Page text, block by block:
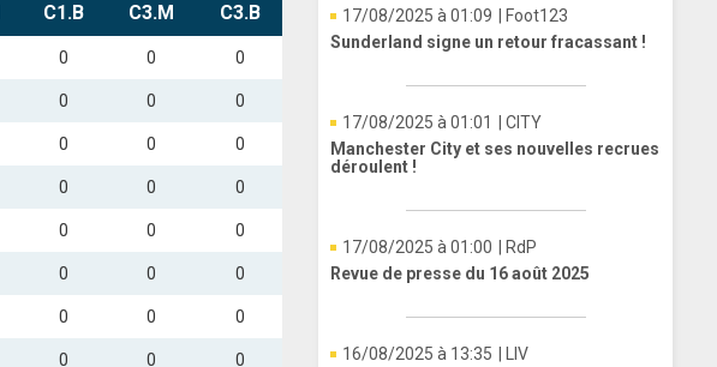
C1.B C3.M C3.B
0 0 0
0 0 0
0 0 0
0 0 0
0 0 0
0 0 0
0 0 0
0 0 0
17/08/2025 à 01:09
| Foot123
Sunderland signe un retour fracassant !
17/08/2025 à 01:01
| CITY
Manchester City et ses nouvelles recrues
déroulent !
17/08/2025 à 01:00
| RdP
Revue de presse du 16 août 2025
16/08/2025 à 13:35
| LIV